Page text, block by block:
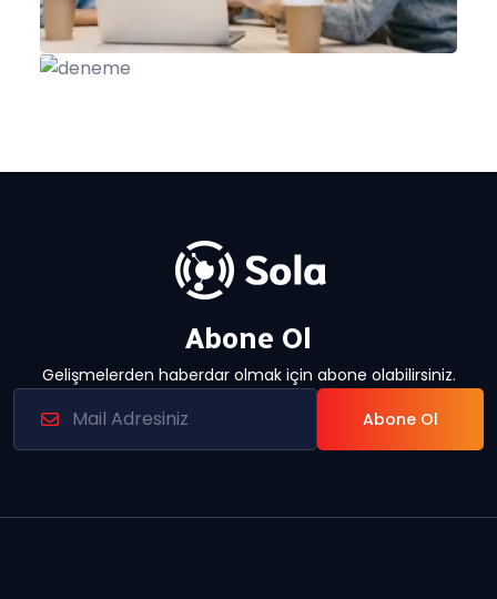
Abone Ol
Gelişmelerden haberdar olmak için abone olabilirsiniz.
Abone Ol